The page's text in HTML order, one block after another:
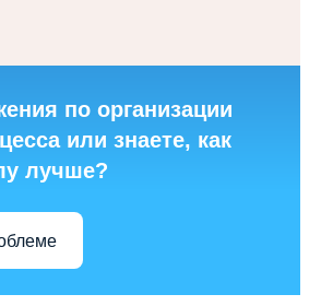
по организации
или знаете, как
лучше?